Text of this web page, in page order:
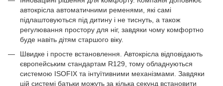
автокрісла автоматичними ременями, які самі
підлаштовуються під дитину і не тиснуть, а також
регулювання простору для ніг, завдяки чому комфортно
буде навіть дітям старшого віку.
Швидке і просте встановлення. Автокрісла відповідають
європейським стандартам R129, тому обладнуються
системою ISOFIX та інтуїтивними механізмами. Завдяки
цій системі батьки можуть за кілька секунд встановити